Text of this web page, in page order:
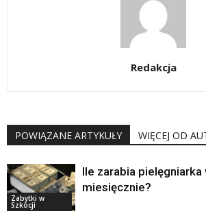
Redakcja
POWIĄZANE ARTYKUŁY WIĘCEJ OD
Zabytki w
Szkocji
Ile zarabia pielęgniarka
miesięcznie?